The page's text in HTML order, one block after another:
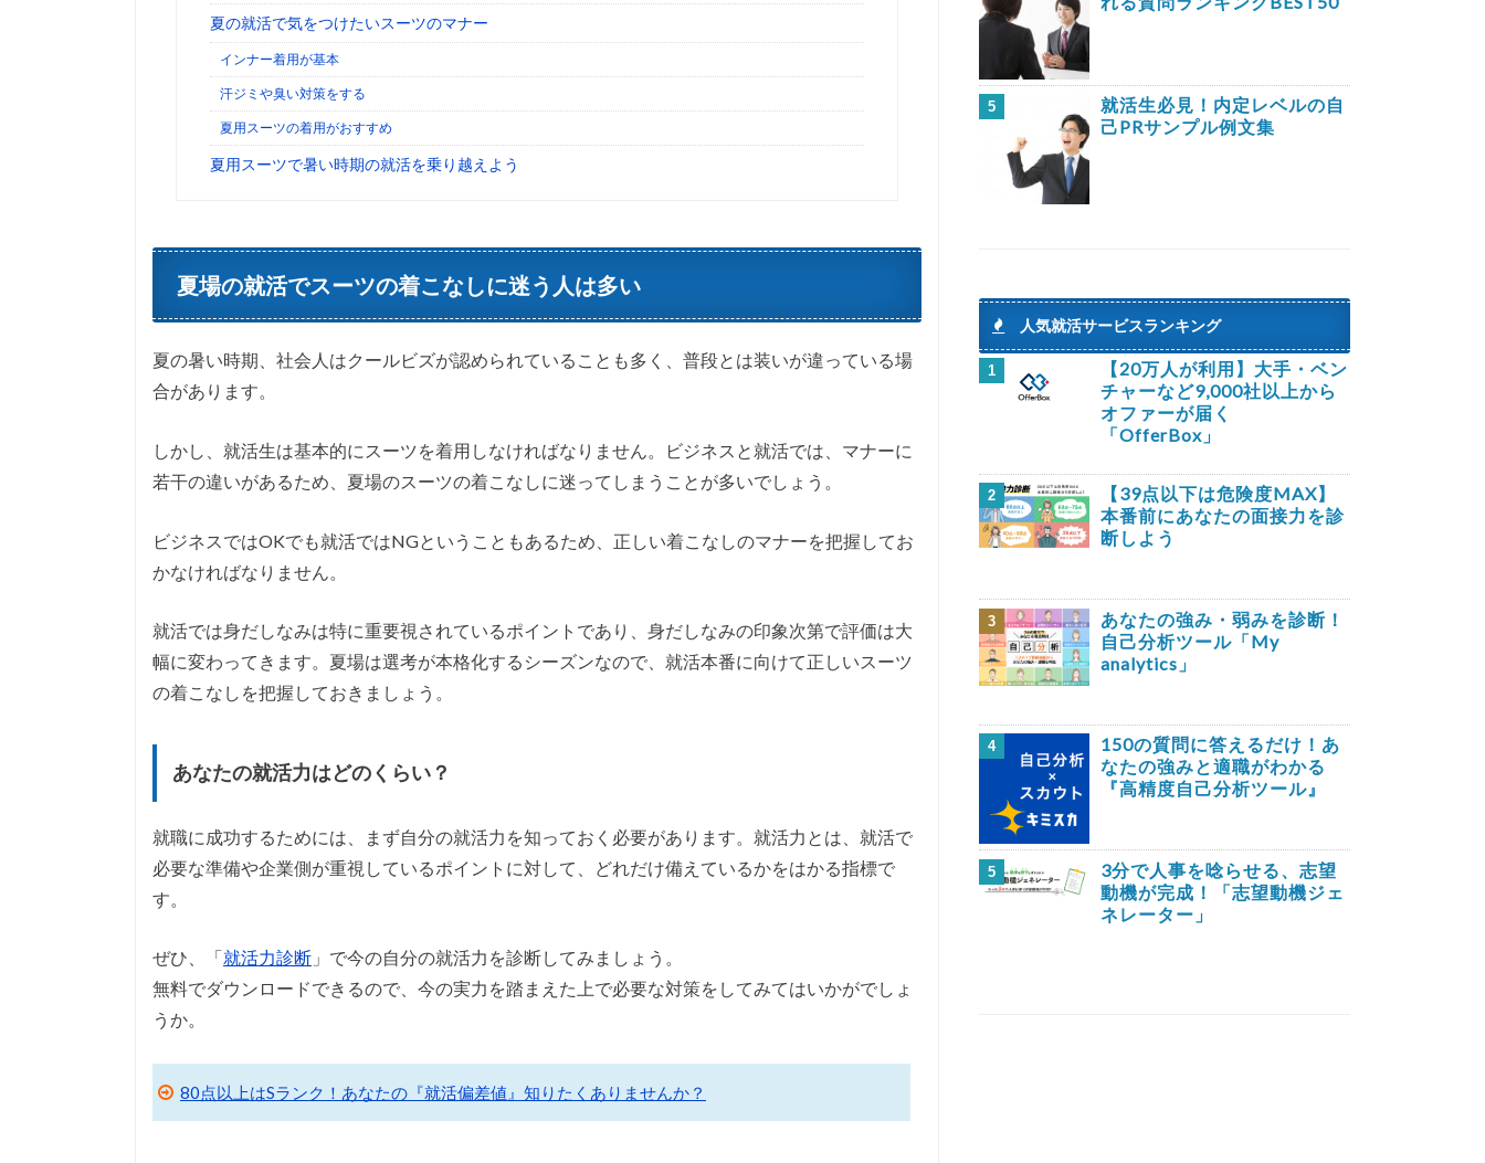
夏の就活で気をつけたいスーツのマナー
インナー着用が基本
汗ジミや臭い対策をする
夏用スーツの着用がおすすめ
夏用スーツで暑い時期の就活を乗り越えよう
夏場の就活でスーツの着こなしに迷う人は多い
夏の暑い時期、社会人はクールビズが認められていることも多く、普段とは装いが違っている場
合があります。
しかし、就活生は基本的にスーツを着用しなければなりません。ビジネスと就活では、マナーに
若干の違いがあるため、夏場のスーツの着こなしに迷ってしまうことが多いでしょう。
ビジネスではOKでも就活ではNGということもあるため、正しい着こなしのマナーを把握してお
かなければなりません。
就活では身だしなみは特に重要視されているポイントであり、身だしなみの印象次第で評価は大
幅に変わってきます。夏場は選考が本格化するシーズンなので、就活本番に向けて正しいスーツ
の着こなしを把握しておきましょう。
あなたの就活力はどのくらい？
就職に成功するためには、まず自分の就活力を知っておく必要があります。就活力とは、就活で
必要な準備や企業側が重視しているポイントに対して、どれだけ備えているかをはかる指標で
す。
ぜひ、「就活力診断 」で今の自分の就活力を診断してみましょう。
無料でダウンロードできるので、今の実力を踏まえた上で必要な対策をしてみてはいかがでしょ
うか。
80点以上はSランク！あなたの『就活偏差値』知りたくありませんか？
5
就活生必見！内定レベルの自
己PRサンプル例文集
人気就活サービスランキング
1
【20万人が利用】大手・ベン
チャーなど9,000社以上から
オファーが届く
「OfferBox」
2
【39点以下は危険度MAX】
本番前にあなたの面接力を診
断しよう
3
あなたの強み・弱みを診断！
自己分析ツール「My
analytics」
4
150の質問に答えるだけ！あ
なたの強みと適職がわかる
『高精度自己分析ツール』
5
3分で人事を唸らせる、志望
動機が完成！「志望動機ジェ
ネレーター」